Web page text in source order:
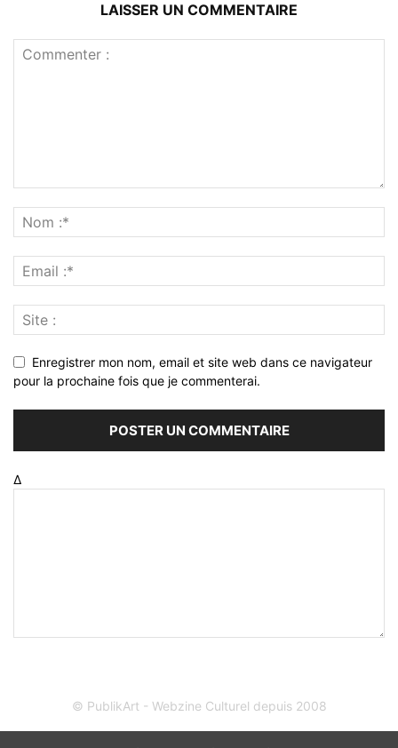
LAISSER UN COMMENTAIRE
Enregistrer mon nom, email et site web dans ce navigateur
pour la prochaine fois que je commenterai.
Δ
© PublikArt - Webzine Culturel depuis 2008